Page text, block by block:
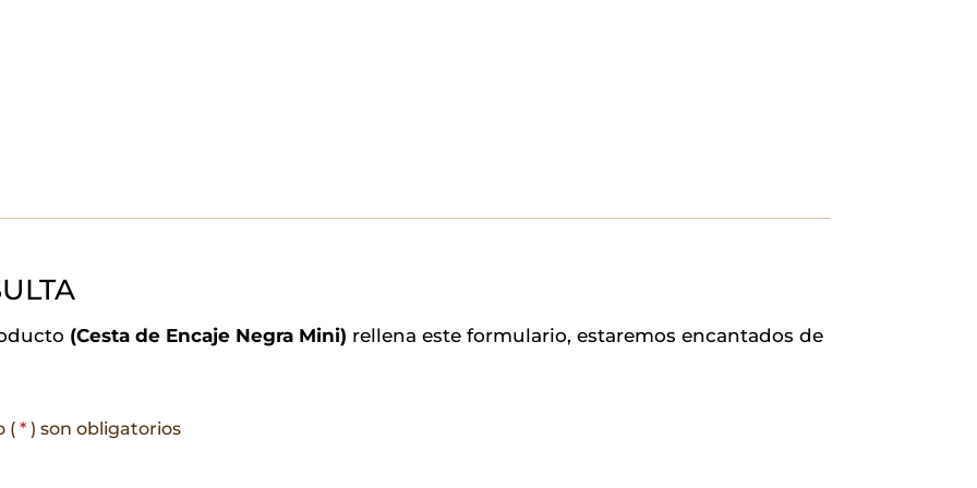
(Cesta de Encaje Negra Mini) rellena este formulario, estaremos encantados de
(*) son obligatorios